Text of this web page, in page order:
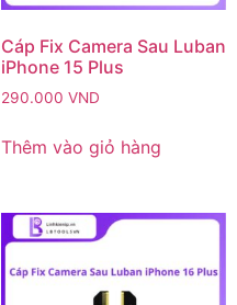
Cáp Fix Camera Sau Luban
iPhone 15 Plus
290.000 VND
Thêm vào giỏ hàng